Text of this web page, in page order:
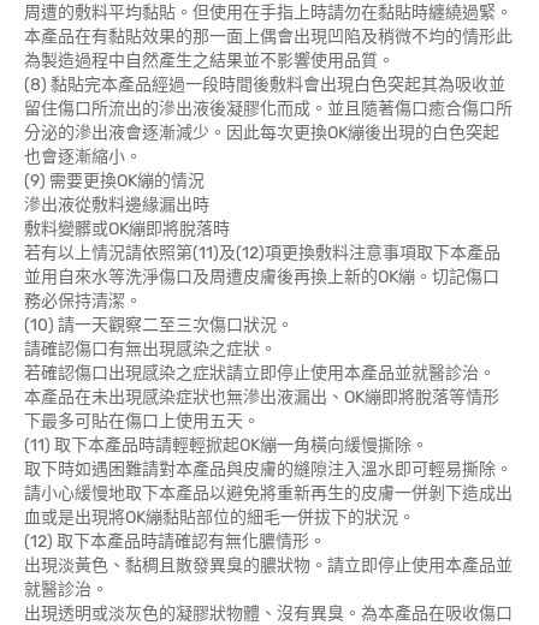
周遭的敷料平均黏貼。但使用在手指上時請勿在黏貼時纏繞過緊。
本產品在有黏貼效果的那一面上偶會出現凹陷及稍微不均的情形此
為製造過程中自然產生之結果並不影響使用品質。
(8) 黏貼完本產品經過一段時間後敷料會出現白色突起其為吸收並
留住傷口所流出的滲出液後凝膠化而成。並且隨著傷口癒合傷口所
分泌的滲出液會逐漸減少。因此每次更換OK繃後出現的白色突起
也會逐漸縮小。
(9) 需要更換OK繃的情況
滲出液從敷料邊緣漏出時
敷料變髒或OK繃即將脫落時
若有以上情況請依照第(11)及(12)項更換敷料注意事項取下本產品
並用自來水等洗淨傷口及周遭皮膚後再換上新的OK繃。切記傷口
務必保持清潔。
(10) 請一天觀察二至三次傷口狀況。
請確認傷口有無出現感染之症狀。
若確認傷口出現感染之症狀請立即停止使用本產品並就醫診治。
本產品在未出現感染症狀也無滲出液漏出、OK繃即將脫落等情形
下最多可貼在傷口上使用五天。
(11) 取下本產品時請輕輕掀起OK繃一角橫向緩慢撕除。
取下時如遇困難請對本產品與皮膚的縫隙注入溫水即可輕易撕除。
請小心緩慢地取下本產品以避免將重新再生的皮膚一併剝下造成出
血或是出現將OK繃黏貼部位的細毛一併拔下的狀況。
(12) 取下本產品時請確認有無化膿情形。
出現淡黃色、黏稠且散發異臭的膿狀物。請立即停止使用本產品並
就醫診治。
出現透明或淡灰色的凝膠狀物體、沒有異臭。為本產品在吸收傷口